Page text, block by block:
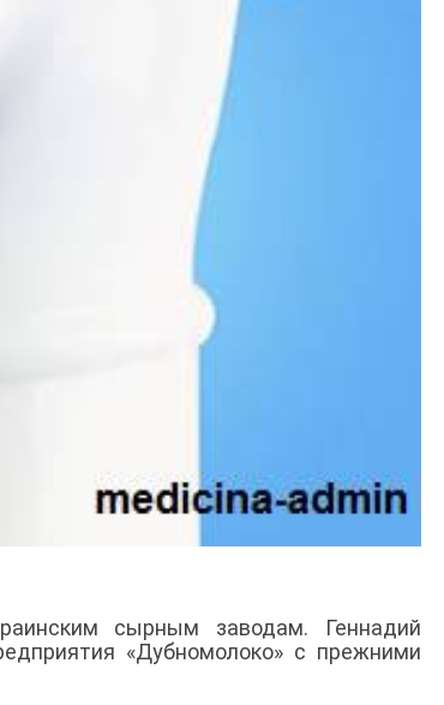
сырным заводам. Геннадий
«Дубномолоко» с прежними